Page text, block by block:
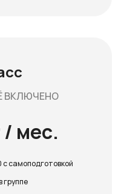
ВКЛЮЧЕНО
мес.
с самоподготовкой
группе